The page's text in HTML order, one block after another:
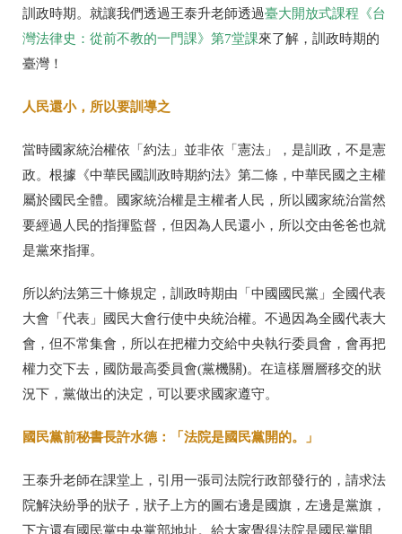
訓政時期。 就讓我們透過王泰升老師透過臺大開放式課程《台
灣法律史：從前不教的一門課》第7堂課來了解，訓政時期的
臺灣！
人民還小，所以要訓導之
當時國家統治權依「約法」並非依「憲法」，是訓政，不是憲
政。根據《中華民國訓政時期約法》第二條，中華民國之主權
屬於國民全體。國家統治權是主權者人民，所以國家統治當然
要經過人民的指揮監督，但因為人民還小，所以交由爸爸也就
是黨來指揮。
所以約法第三十條規定，訓政時期由「中國國民黨」全國代表
大會「代表」國民大會行使中央統治權。不過因為全國代表大
會，但不常集會，所以在把權力交給中央執行委員會，會再把
權力交下去，國防最高委員會(黨機關)。在這樣層層移交的狀
況下，黨做出的決定，可以要求國家遵守。
國民黨前秘書長許水德：「法院是國民黨開的。」
王泰升老師在課堂上，引用一張司法院行政部發行的，請求法
院解決紛爭的狀子，狀子上方的圖右邊是國旗，左邊是黨旗，
下方還有國民黨中央黨部地址。給大家覺得法院是國民黨開